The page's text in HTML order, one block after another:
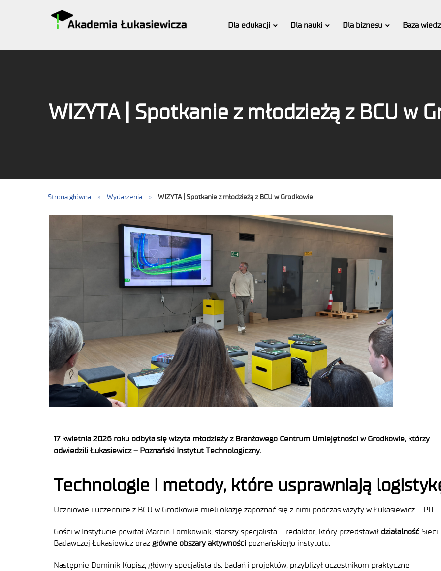
Dla edukacji Dla nauki Dla biznesu Baza
WIZYTA | Spotkanie z młodzieżą z BCU w
Strona główna » Wydarzenia » WIZYTA | Spotkanie z młodzieżą z BCU w Grodkowie
17 kwietnia 2026 roku odbyła się wizyta młodzieży z Branżowego Centrum Umiejętności w Grodkowie, którzy
odwiedzili Łukasiewicz – Poznański Instytut Technologiczny.
Technologie i metody, które usprawniają
Uczniowie i uczennice z BCU w Grodkowie mieli okazję zapoznać się z nimi podczas wizyty w Łukasiewicz – PIT.
Gości w Instytucie powitał Marcin Tomkowiak, starszy specjalista – redaktor, który przedstawił działalność Sieci
Badawczej Łukasiewicz oraz główne obszary aktywności poznańskiego instytutu.
Następnie Dominik Kupisz, główny specjalista ds. badań i projektów, przybliżył uczestnikom praktyczne